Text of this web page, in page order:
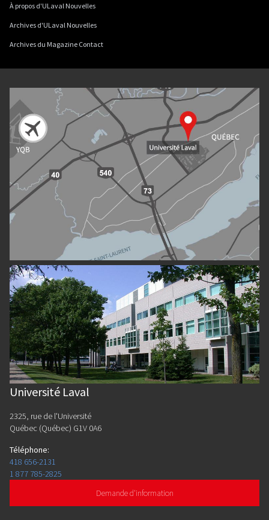
À propos d'ULaval Nouvelles
Archives d'ULaval Nouvelles
Archives du Magazine Contact
Université Laval
2325, rue de l'Université
Québec (Québec) G1V 0A6
Téléphone:
418 656-2131
1 877 785-2825
Demande d'information